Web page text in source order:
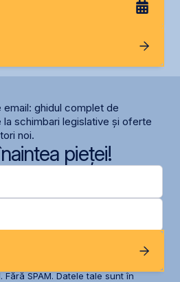
ghidul complet de
schimbari legislative și oferte
noi.
pieței!
SPAM. Datele tale sunt în